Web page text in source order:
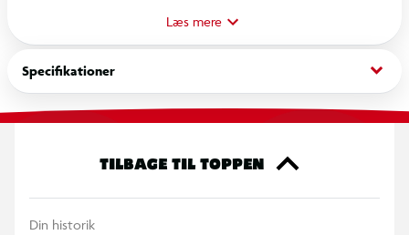
og opslagstavler. Magneterne kan bruges til at fastgøre noter,
billeder, tegninger eller andre papirer.
Magneterne placeres direkte på den magnetiske overflade og
holder papiret på plads. De forskellige farver gør det muligt at
Læs mere
Specifikationer keyboard_arrow_down
TILBAGE TIL TOPPEN
Din historik